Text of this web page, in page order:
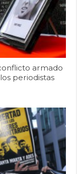
armado
periodistas